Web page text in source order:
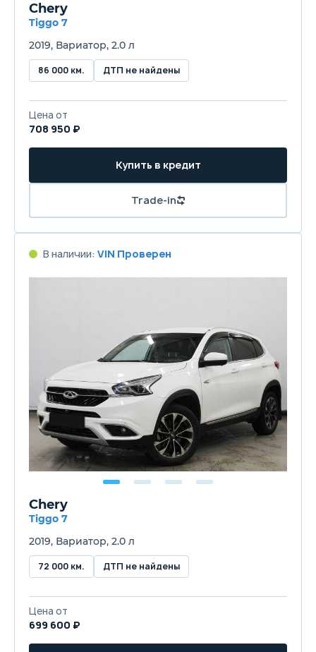
Chery
Tiggo 7
2019, Вариатор, 2.0 л
86 000 км. ДТП не найдены
Цена от
708 950 ₽
Купить в кредит
Trade-in
В наличии: VIN Проверен
Chery
Tiggo 7
2019, Вариатор, 2.0 л
72 000 км. ДТП не найдены
Цена от
699 600 ₽